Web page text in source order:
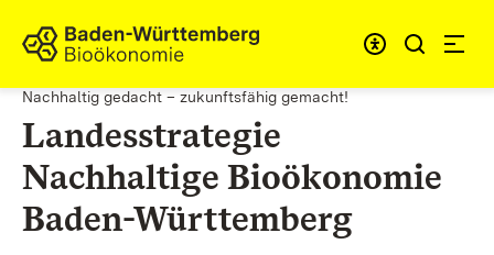
Zum Inhalt springen
Link zur Startseite
Nachhaltig gedacht – zukunftsfähig gemacht!
Landesstrategie
Nachhaltige Bioökonomie
Baden-Württemberg